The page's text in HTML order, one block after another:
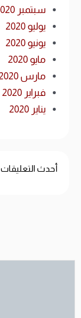
سبتمبر 2020
يوليو 2020
يونيو 2020
مايو 2020
مارس 2020
فبراير 2020
يناير 2020
أحدث التعليقات